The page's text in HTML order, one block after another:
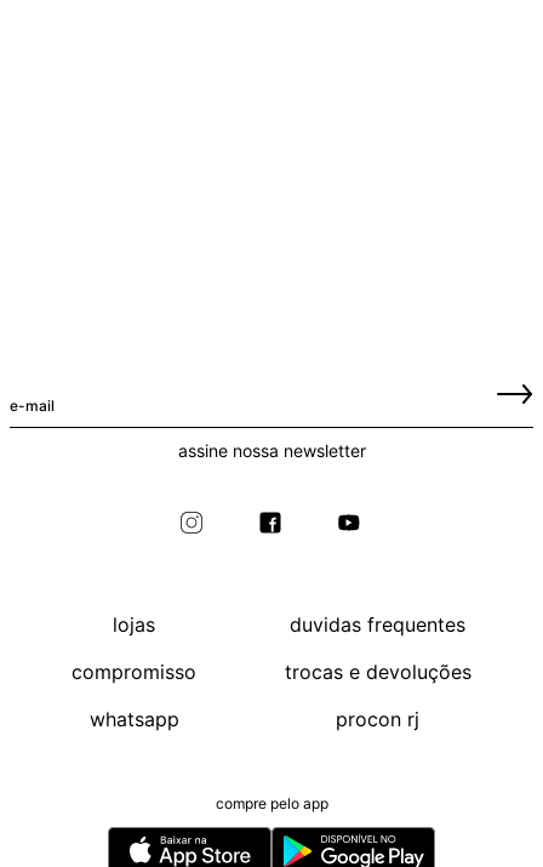
assine nossa newsletter
lojas
compromisso
whatsapp
duvidas frequentes
trocas e devoluções
procon rj
compre pelo app